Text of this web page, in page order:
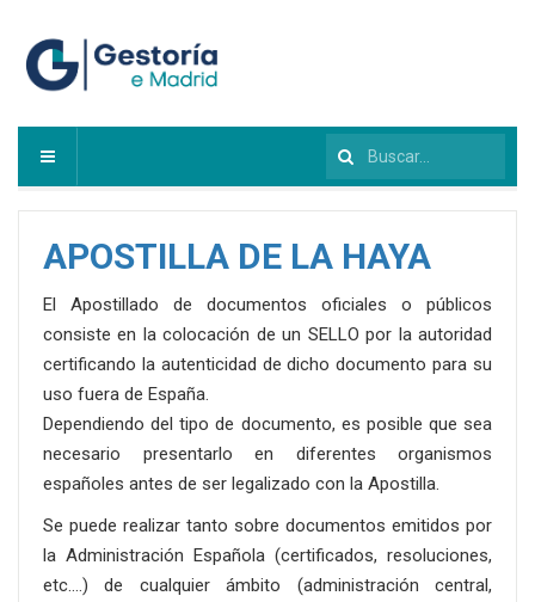
Buscar...
APOSTILLA DE LA HAYA
El Apostillado de documentos oficiales o públicos
consiste en la colocación de un SELLO por la autoridad
certificando la autenticidad de dicho documento para su
uso fuera de España.
Dependiendo del tipo de documento, es posible que sea
necesario presentarlo en diferentes organismos
españoles antes de ser legalizado con la Apostilla.
Se puede realizar tanto sobre documentos emitidos por
la Administración Española (certificados, resoluciones,
etc.…) de cualquier ámbito (administración central,